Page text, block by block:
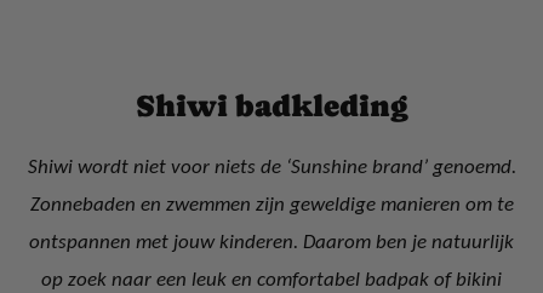
Shiwi badkleding
Shiwi wordt niet voor niets de ‘Sunshine brand’ genoemd.
Zonnebaden en zwemmen zijn geweldige manieren om te
ontspannen met jouw kinderen. Daarom ben je natuurlijk
op zoek naar een leuk en comfortabel badpak of bikini